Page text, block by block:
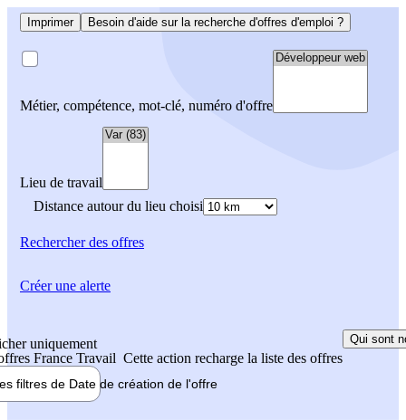
Imprimer Besoin d'aide sur la recherche d'offres d'emploi ?
Métier, compétence, mot-clé, numéro d'offre
Lieu de travail
Distance autour du lieu choisi
Rechercherdes offres
uniquement
France Travail Cette action recharge la liste des offres
Qui sont
filtres de Date de création de l'offre
Créer une alerte